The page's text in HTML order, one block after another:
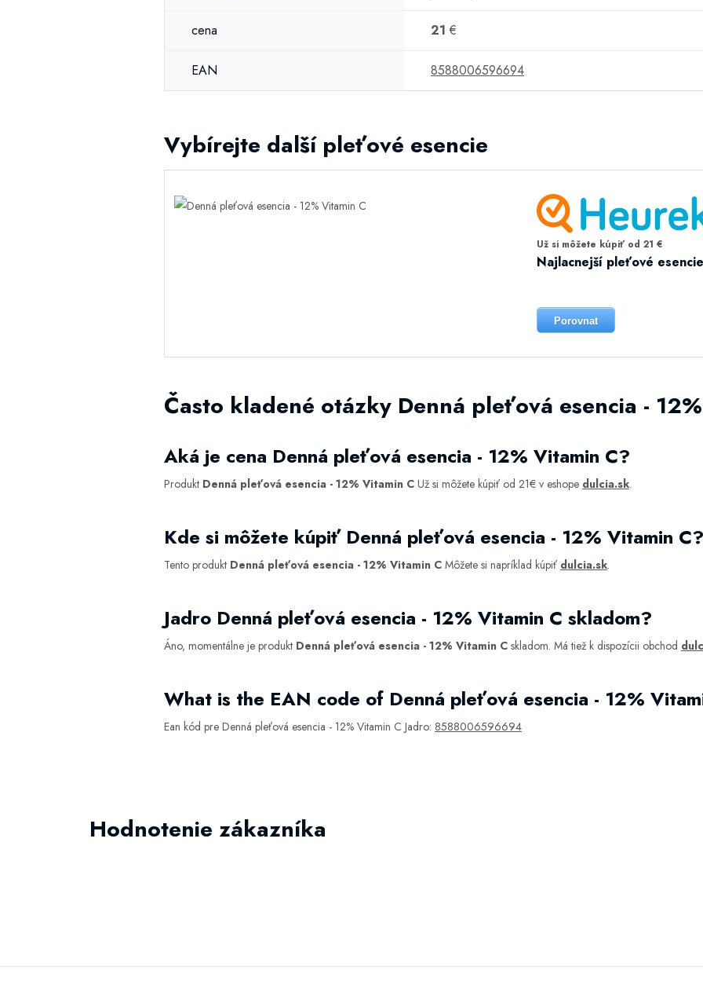
cena 21 €
EAN 8588006596694
Vybírejte další pleťové esencie
Už si môžete kúpiť od 21 €
Najlacnejší pleťové esencie
Porovnat
Často kladené otázky Denná pleťová esencia -
Aká je cena Denná pleťová esencia - 12% Vitamin C?
Produkt Denná pleťová esencia - 12% Vitamin C Už si môžete kúpiť od 21€ v eshope dulcia.sk.
Kde si môžete kúpiť Denná pleťová esencia - 12% Vitamin C?
Tento produkt Denná pleťová esencia - 12% Vitamin C Môžete si napríklad kúpiť dulcia.sk.
Jadro Denná pleťová esencia - 12% Vitamin C skladom?
Áno, momentálne je produkt Denná pleťová esencia - 12% Vitamin C skladom. Má tiež k dispozícii obchod
What is the EAN code of Denná pleťová esencia - 12%
Ean kód pre Denná pleťová esencia - 12% Vitamin C Jadro: 8588006596694
Hodnotenie zákazníka